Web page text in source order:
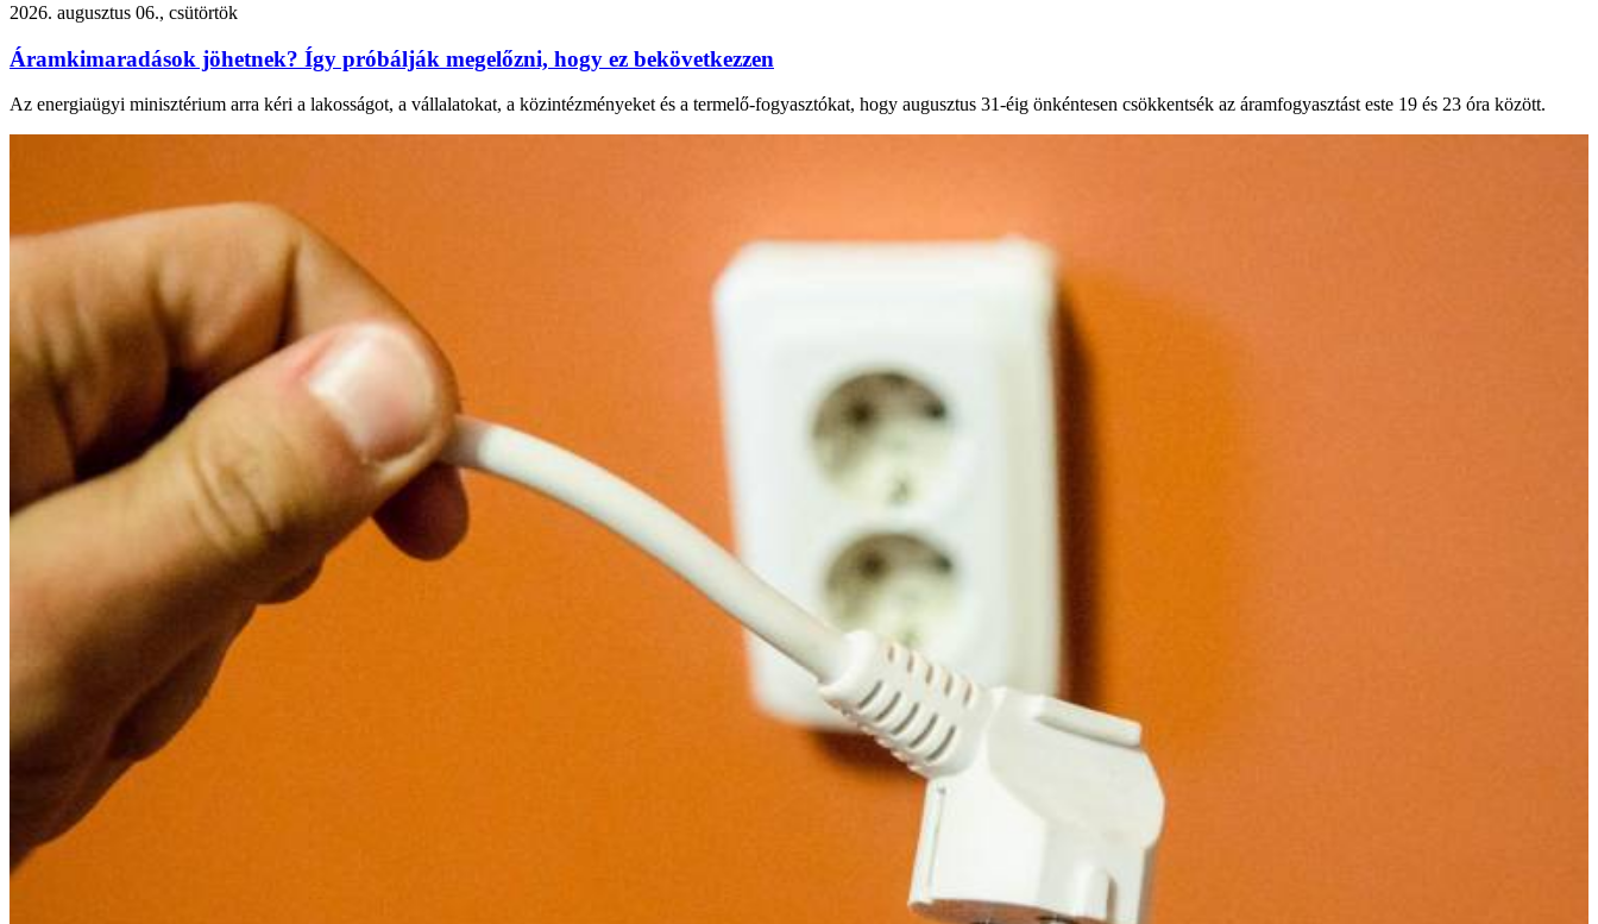
2026. augusztus 06., csütörtök
Áramkimaradások jöhetnek? Így próbálják megelőzni, hogy ez bekövetkezzen
Az energiaügyi minisztérium arra kéri a lakosságot, a vállalatokat, a közintézményeket és a termelő-fogyasztókat, hogy augusztus 31-éig önkéntesen csökkentsék az áramfogyasztást este 19 és 23 óra között.